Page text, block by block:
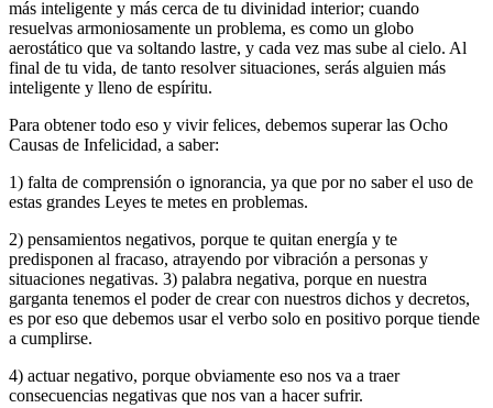
más inteligente y más cerca de tu divinidad interior; cuando
resuelvas armoniosamente un problema, es como un globo
aerostático que va soltando lastre, y cada vez mas sube al cielo. Al
final de tu vida, de tanto resolver situaciones, serás alguien más
inteligente y lleno de espíritu.
Para obtener todo eso y vivir felices, debemos superar las Ocho
Causas de Infelicidad, a saber:
1) falta de comprensión o ignorancia, ya que por no saber el uso de
estas grandes Leyes te metes en problemas.
2) pensamientos negativos, porque te quitan energía y te
predisponen al fracaso, atrayendo por vibración a personas y
situaciones negativas. 3) palabra negativa, porque en nuestra
garganta tenemos el poder de crear con nuestros dichos y decretos,
es por eso que debemos usar el verbo solo en positivo porque tiende
a cumplirse.
4) actuar negativo, porque obviamente eso nos va a traer
consecuencias negativas que nos van a hacer sufrir.